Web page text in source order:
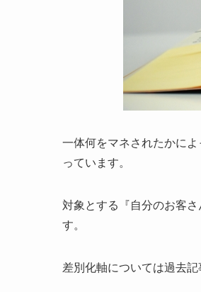
一体何をマネされたかに
っています。
対象とする『自分のお客
す。
差別化軸については過去